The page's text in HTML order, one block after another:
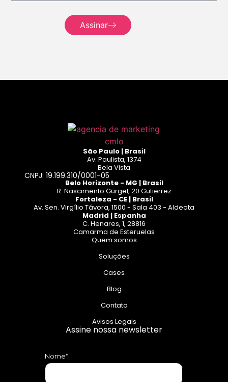
Assinar
São Paulo | Brasil
Av. Paulista, 1374
Bela Vista
CNPJ: 19.199.310/0001-05
Belo Horizonte - MG | Brasil
R. Nascimento Gurgel, 20 Gutierrez
Fortaleza - CE | Brasil
Av. Sen. Virgílio Távora, 1500 - Sala 403 - Aldeota
Madrid | Espanha
C. Henares, 1, 28816
Camarma de Esteruelas
Quem somos
Soluções
Cases
Blog
Contato
Avisos Legais
Assine nossa newsletter
Nome*